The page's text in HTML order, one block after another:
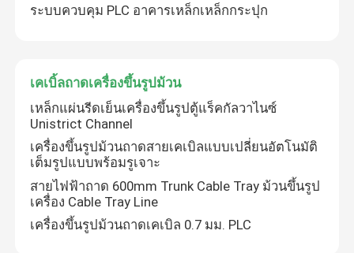
สตั๊ดและแทร็คเครื่องขึ้นรูป
เครื่องสร้างรั้วทางหลวง Guardrail
เครื่องขึ้นรูปถังก้มลง
ระบบควบคุม PLC อาคารเหล็กเหล็กกระปุก
เคเบิ้ลถาดเครื่องขึ้นรูปม้วน
เหล็กแผ่นรีดเย็นเครื่องขึ้นรูปตู้แร็คกัลวาไนซ์
Unistrict Channel
เครื่องขึ้นรูปม้วนถาดสายเคเบิลแบบเปลี่ยนอัตโนมัติ
เต็มรูปแบบพร้อมรูเจาะ
สายไฟฟ้าถาด 600mm Trunk Cable Tray ม้วนขึ้นรูป
เครื่อง Cable Tray Line
เครื่องขึ้นรูปม้วนถาดเคเบิล 0.7 มม. PLC